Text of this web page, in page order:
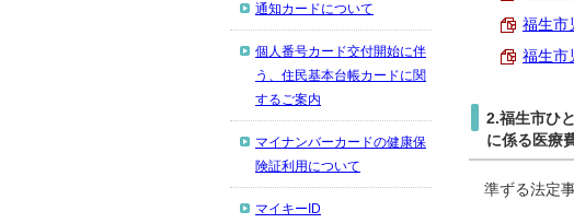
福生市
福生市
2.福生市ひ
に係る医療
準ずる法定
通知カードについて
個人番号カード交付開始に伴
う、住民基本台帳カードに関
するご案内
マイナンバーカードの健康保
険証利用について
マイキーID